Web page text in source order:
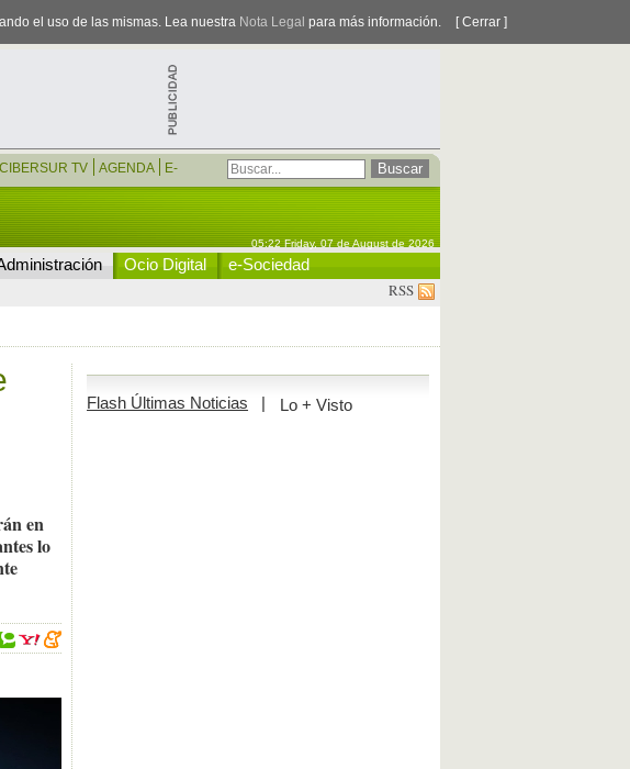
el uso de las mismas. Lea nuestra Nota Legal para más información. [ Cerrar ]
CIBERSUR TV AGENDA
E-
05:22 Friday, 07 de August de 2026
Ocio Digital e-Sociedad
RSS
en
lo
Flash Últimas Noticias | Lo + Visto